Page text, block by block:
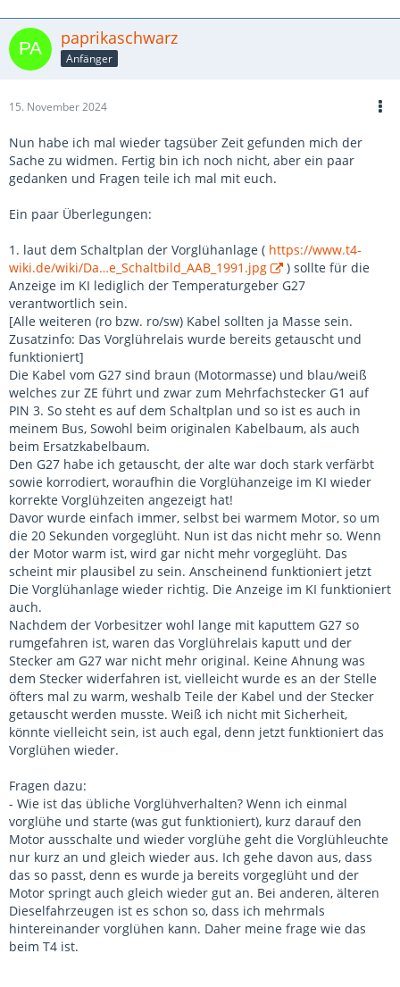
paprikaschwarz
Anfänger
15. November 2024
Nun habe ich mal wieder tagsüber Zeit gefunden mich der
Sache zu widmen. Fertig bin ich noch nicht, aber ein paar
gedanken und Fragen teile ich mal mit euch.
Ein paar Überlegungen:
1. laut dem Schaltplan der Vorglühanlage ( https://www.t4-
wiki.de/wiki/Da…e_Schaltbild_AAB_1991.jpg
) sollte für die
Anzeige im KI lediglich der Temperaturgeber G27
verantwortlich sein.
[Alle weiteren (ro bzw. ro/sw) Kabel sollten ja Masse sein.
Zusatzinfo: Das Vorglührelais wurde bereits getauscht und
funktioniert]
Die Kabel vom G27 sind braun (Motormasse) und blau/weiß
welches zur ZE führt und zwar zum Mehrfachstecker G1 auf
PIN 3. So steht es auf dem Schaltplan und so ist es auch in
meinem Bus, Sowohl beim originalen Kabelbaum, als auch
beim Ersatzkabelbaum.
Den G27 habe ich getauscht, der alte war doch stark verfärbt
sowie korrodiert, woraufhin die Vorglühanzeige im KI wieder
korrekte Vorglühzeiten angezeigt hat!
Davor wurde einfach immer, selbst bei warmem Motor, so um
die 20 Sekunden vorgeglüht. Nun ist das nicht mehr so. Wenn
der Motor warm ist, wird gar nicht mehr vorgeglüht. Das
scheint mir plausibel zu sein. Anscheinend funktioniert jetzt
Die Vorglühanlage wieder richtig. Die Anzeige im KI funktioniert
auch.
Nachdem der Vorbesitzer wohl lange mit kaputtem G27 so
rumgefahren ist, waren das Vorglührelais kaputt und der
Stecker am G27 war nicht mehr original. Keine Ahnung was
dem Stecker widerfahren ist, vielleicht wurde es an der Stelle
öfters mal zu warm, weshalb Teile der Kabel und der Stecker
getauscht werden musste. Weiß ich nicht mit Sicherheit,
könnte vielleicht sein, ist auch egal, denn jetzt funktioniert das
Vorglühen wieder.
Fragen dazu:
- Wie ist das übliche Vorglühverhalten? Wenn ich einmal
vorglühe und starte (was gut funktioniert), kurz darauf den
Motor ausschalte und wieder vorglühe geht die Vorglühleuchte
nur kurz an und gleich wieder aus. Ich gehe davon aus, dass
das so passt, denn es wurde ja bereits vorgeglüht und der
Motor springt auch gleich wieder gut an. Bei anderen, älteren
Dieselfahrzeugen ist es schon so, dass ich mehrmals
hintereinander vorglühen kann. Daher meine frage wie das
beim T4 ist.